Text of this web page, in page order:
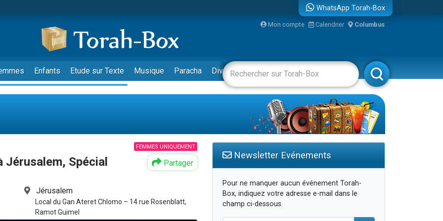
WhatsApp Torah-Box
Mon compte Calendrier Columbus
Enfants Etude sur Texte Musique Paracha Divertissements Livres Rabbanim
FEMMES UNIQUEMENT
Partager
Spécial
Jérusalem
Local du Gan Ateret Chlomo – 14 rue Rosenblatt,
Ramot Guimel
Newsletter Evénements
Pour ne manquer aucun événement Torah-
Box, indiquez votre adresse e-mail dans le
champ ci-dessous.